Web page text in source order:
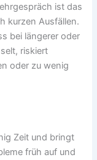
ist das
kurzen Ausfällen.
bei längerer oder
riskiert
oder zu wenig
Zeit und bringt
früh auf und